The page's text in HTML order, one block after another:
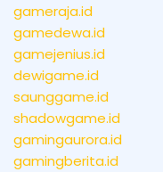
gameraja.id
gamedewa.id
gamejenius.id
dewigame.id
saunggame.id
shadowgame.id
gamingaurora.id
gamingberita.id